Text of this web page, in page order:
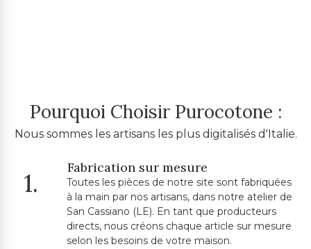
Pourquoi Choisir Purocotone :
Nous sommes les artisans les plus digitalisés d'Italie.
1.
Fabrication sur mesure
Toutes les pièces de notre site sont fabriquées
à la main par nos artisans, dans notre atelier de
San Cassiano (LE). En tant que producteurs
directs, nous créons chaque article sur mesure
selon les besoins de votre maison.